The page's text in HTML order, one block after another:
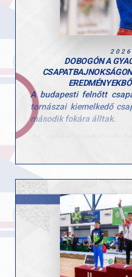
DOBOGÓN A
A budapesti felnőtt
tornászai kiemelkedő
második fokára álltak.
Az egyéni
született, különösen
emelkedett ki, aki több
Egyéni eredmények:
• Tomcsányi Benedek,
• Tomcsányi Benedek,
• Molnár Botond, ugrás, 3.
• Kiss Marcell, nyújtó, 3.
A hétvége jól mutatta a